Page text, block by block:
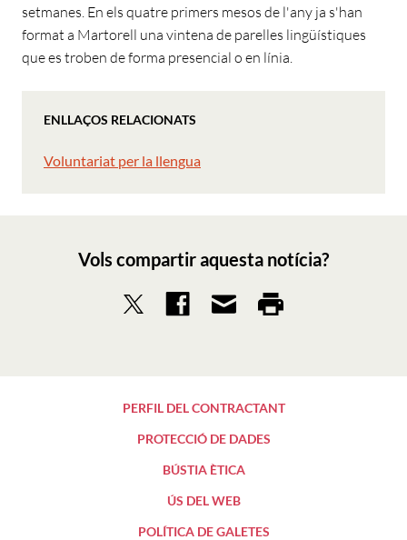
setmanes. En els quatre primers mesos de l'any ja s'han
format a Martorell una vintena de parelles lingüístiques
que es troben de forma presencial o en línia.
ENLLAÇOS RELACIONATS
Voluntariat per la llengua
Vols compartir aquesta notícia?
PERFIL DEL CONTRACTANT
PROTECCIÓ DE DADES
BÚSTIA ÈTICA
ÚS DEL WEB
POLÍTICA DE GALETES